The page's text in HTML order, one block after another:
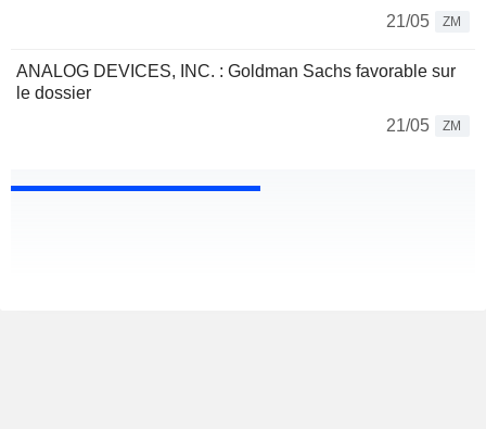
21/05
ZM
ANALOG DEVICES, INC. : Goldman Sachs favorable sur
le dossier
21/05
ZM